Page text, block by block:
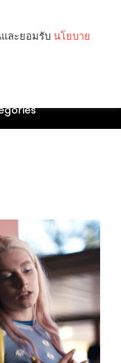
และยอมรับ นโยบาย